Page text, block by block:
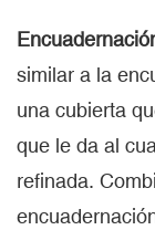
similar a la
una cubierta
que le da al
refinada.